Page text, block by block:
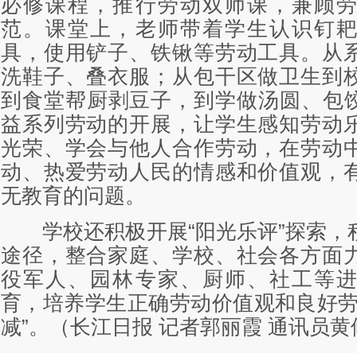
必修课程，推行劳动双师课，兼顾
范。课堂上，老师带着学生认识钉
具，使用铲子、铁锹等劳动工具。从
洗鞋子、叠衣服；从包干区做卫生到
到食堂帮厨剥豆子，到学做汤圆、
益系列劳动的开展，让学生感知劳动
光荣、学会与他人合作劳动，在劳动
动、热爱劳动人民的情感和价值观，
无教育的问题。
学校还积极开展“阳光乐评”探索，
途径，整合家庭、学校、社会各方面
役军人、园林专家、厨师、社工等
育，培养学生正确劳动价值观和良好
减”。（长江日报 记者郭丽霞 通讯员黄